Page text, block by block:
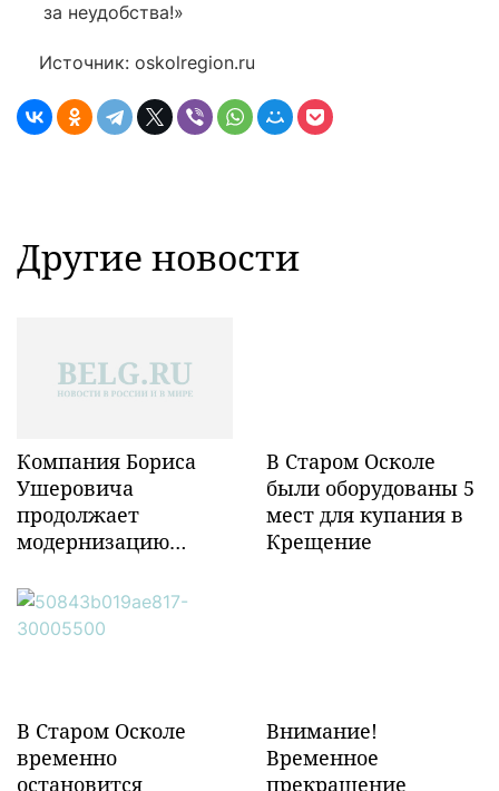
за неудобства!»
Источник: oskolregion.ru
Другие новости
Компания Бориса
Ушеровича
продолжает
модернизацию
инфраструктуры в
Забайкалье
В Старом Осколе
были оборудованы 5
мест для купания в
Крещение
В Старом Осколе
временно
остановится
Внимание!
Временное
прекращение